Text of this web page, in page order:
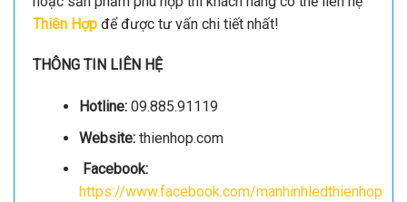
Thiên Hợp để được tư vấn chi tiết nhất!
THÔNG TIN LIÊN HỆ
Hotline:09.885.91119
Website:thienhop.com
Facebook:
https://www.facebook.com/manhinhledthienhop